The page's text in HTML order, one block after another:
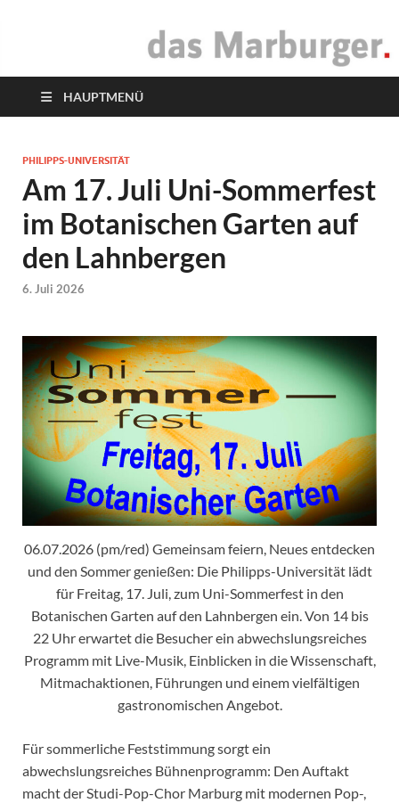
das Marburger.
HAUPTMENÜ
PHILIPPS-UNIVERSITÄT
Am 17. Juli Uni-Sommerfest
im Botanischen Garten auf
den Lahnbergen
6. Juli 2026
06.07.2026 (pm/red) Gemeinsam feiern, Neues entdecken
und den Sommer genießen: Die Philipps-Universität lädt
für Freitag, 17. Juli, zum Uni-Sommerfest in den
Botanischen Garten auf den Lahnbergen ein. Von 14 bis
22 Uhr erwartet die Besucher ein abwechslungsreiches
Programm mit Live-Musik, Einblicken in die Wissenschaft,
Mitmachaktionen, Führungen und einem vielfältigen
gastronomischen Angebot.
Für sommerliche Feststimmung sorgt ein
abwechslungsreiches Bühnenprogramm: Den Auftakt
macht der Studi-Pop-Chor Marburg mit modernen Pop-,